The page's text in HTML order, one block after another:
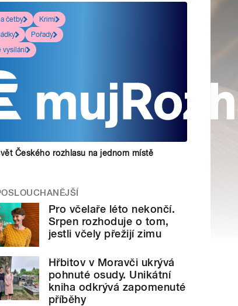
četby
Krimi
Pořady
vysílání
Českého rozhlasu na jednom místě
Pro včelaře léto nekončí.
Srpen rozhoduje o tom,
jestli včely přežijí zimu
Hřbitov v Moravči ukrývá
pohnuté osudy. Unikátní
kniha odkrývá zapomenuté
příběhy